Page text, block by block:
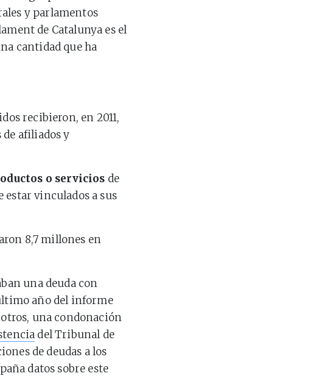
y parlamentos
de Catalunya es el
cantidad que ha
recibieron, en 2011,
de afiliados y
o servicios de
estar vinculados a sus
8,7 millones en
una deuda con
año del informe
una condonación
del Tribunal de
de deudas a los
datos sobre este